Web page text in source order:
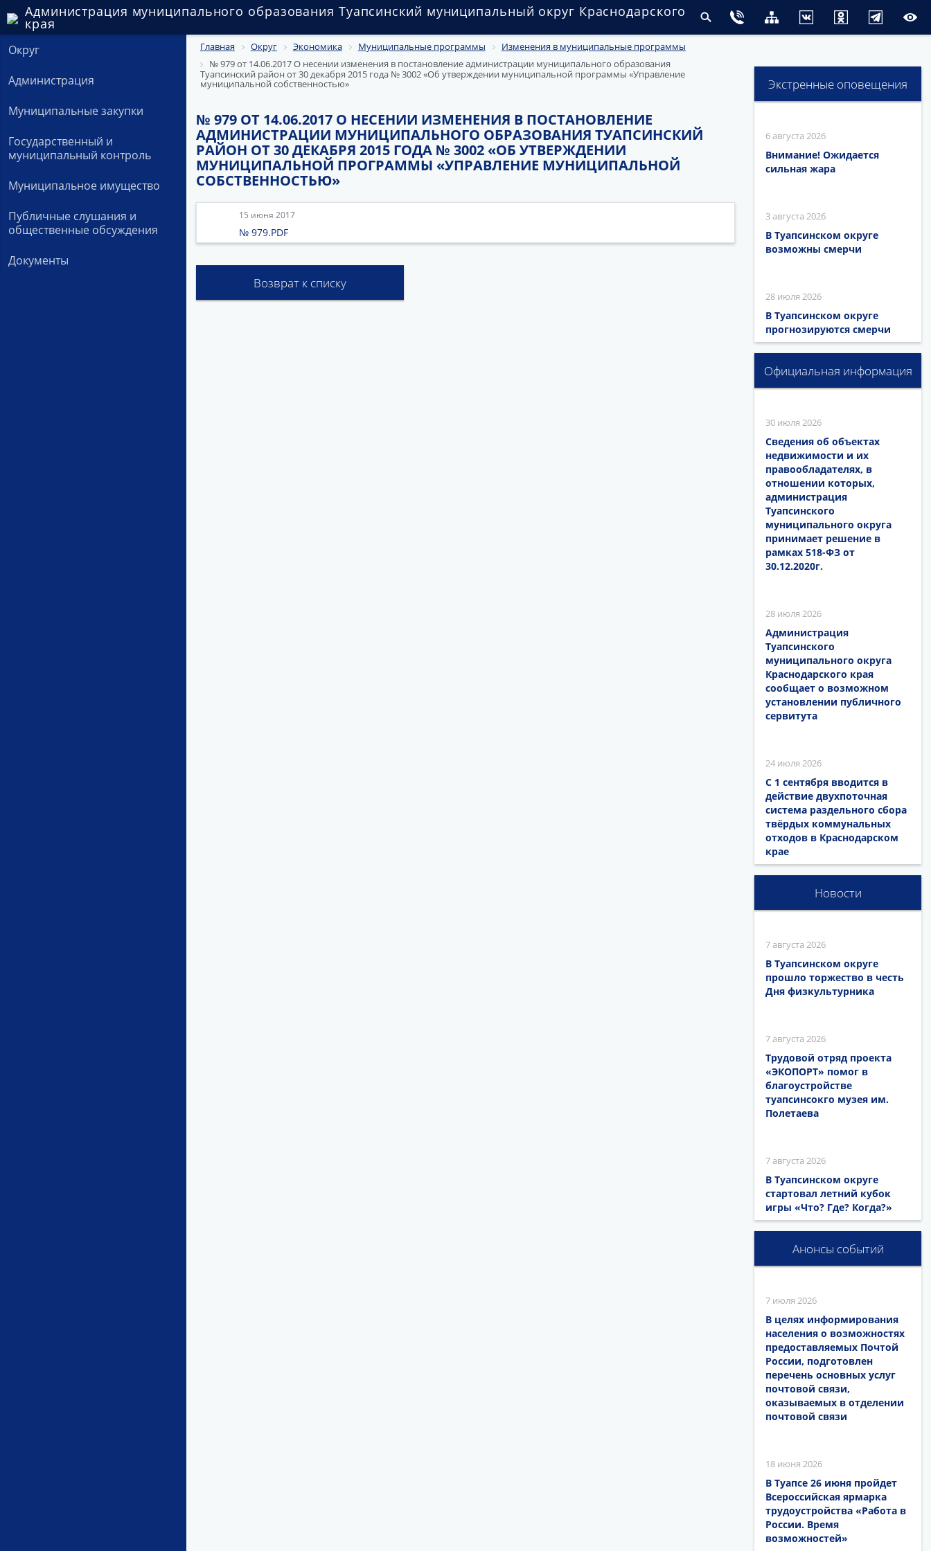
Администрация муниципального образования Туапсинский муниципальный округ Краснодарского
края
Округ
Администрация
Муниципальные закупки
Государственный и
муниципальный контроль
Муниципальное имущество
Публичные слушания и
общественные обсуждения
Документы
Главная Округ Экономика Муниципальные программы
Изменения в муниципальные программы
№ 979 от 14.06.2017 О несении изменения в постановление администрации муниципального образования
Туапсинский район от 30 декабря 2015 года № 3002 «Об утверждении муниципальной программы «Управление
муниципальной собственностью»
№ 979 ОТ 14.06.2017 О НЕСЕНИИ ИЗМЕНЕНИЯ В ПОСТАНОВЛЕНИЕ
АДМИНИСТРАЦИИ МУНИЦИПАЛЬНОГО ОБРАЗОВАНИЯ ТУАПСИНСКИЙ
РАЙОН ОТ 30 ДЕКАБРЯ 2015 ГОДА № 3002 «ОБ УТВЕРЖДЕНИИ
МУНИЦИПАЛЬНОЙ ПРОГРАММЫ «УПРАВЛЕНИЕ МУНИЦИПАЛЬНОЙ
СОБСТВЕННОСТЬЮ»
15 июня 2017
№ 979.PDF
Возврат к списку
Экстренные оповещения
6 августа 2026
Внимание! Ожидается
сильная жара
3 августа 2026
В Туапсинском округе
возможны смерчи
28 июля 2026
В Туапсинском округе
прогнозируются смерчи
Официальная информация
30 июля 2026
Сведения об объектах
недвижимости и их
правообладателях, в
отношении которых,
администрация
Туапсинского
муниципального округа
принимает решение в
рамках 518-ФЗ от
30.12.2020г.
28 июля 2026
Администрация
Туапсинского
муниципального округа
Краснодарского края
сообщает о возможном
установлении публичного
сервитута
24 июля 2026
С 1 сентября вводится в
действие двухпоточная
система раздельного сбора
твёрдых коммунальных
отходов в Краснодарском
крае
Новости
7 августа 2026
В Туапсинском округе
прошло торжество в честь
Дня физкультурника
7 августа 2026
Трудовой отряд проекта
«ЭКОПОРТ» помог в
благоустройстве
туапсинсокго музея им.
Полетаева
7 августа 2026
В Туапсинском округе
стартовал летний кубок
игры «Что? Где? Когда?»
Анонсы событий
7 июля 2026
В целях информирования
населения о возможностях
предоставляемых Почтой
России, подготовлен
перечень основных услуг
почтовой связи,
оказываемых в отделении
почтовой связи
18 июня 2026
В Туапсе 26 июня пройдет
Всероссийская ярмарка
трудоустройства «Работа в
России. Время
возможностей»